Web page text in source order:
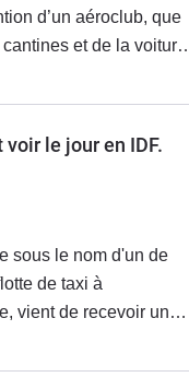
d’un aéroclub, que
cantines et de la voiture
allez adorer
le jour en IDF.
sous le nom d'un de
de taxi à
vient de recevoir une
en Île-de-France.